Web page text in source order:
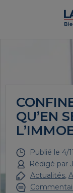
QU’EN
Publié le 4/
Rédigé par
Actualités,